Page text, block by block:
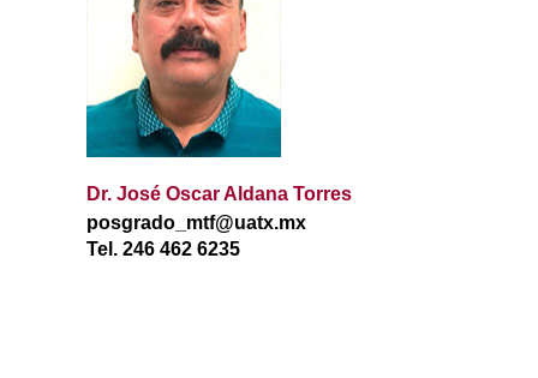
Dr. José Oscar Aldana Torres
posgrado_mtf@uatx.mx
Tel. 246 462 6235